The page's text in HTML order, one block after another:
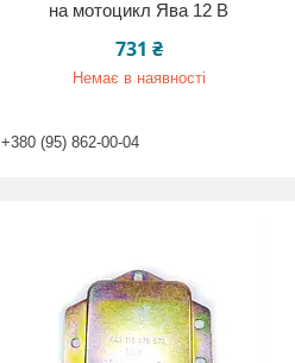
на мотоцикл Ява 12 В
731 ₴
Немає в наявності
+380 (95) 862-00-04